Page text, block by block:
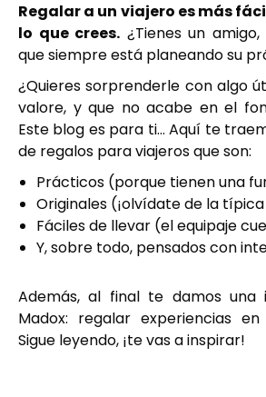
Regalar a un viajero es más
lo que crees. ¿Tienes un
que siempre está planeando su
¿Quieres sorprenderle con algo
valore, y que no acabe en el
Este blog es para ti… Aquí te
de regalos para viajeros que son:
Prácticos (porque tienen una
Originales (¡olvídate de la
Fáciles de llevar (el equipaje
Y, sobre todo, pensados con
Además, al final te damos una
Madox: regalar experiencias
Sigue leyendo, ¡te vas a inspirar!